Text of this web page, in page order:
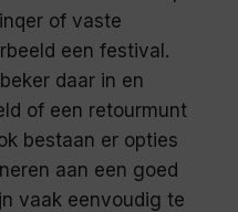
of vaste
een festival.
daar in en
of een retourmunt
bestaan er opties
aan een goed
vaak eenvoudig te